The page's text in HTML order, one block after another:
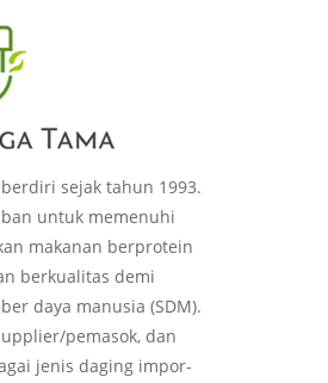
berdiri sejak tahun 1993.
untuk memenuhi
makanan berprotein
berkualitas demi
daya manusia (SDM).
pemasok, dan
jenis daging impor-